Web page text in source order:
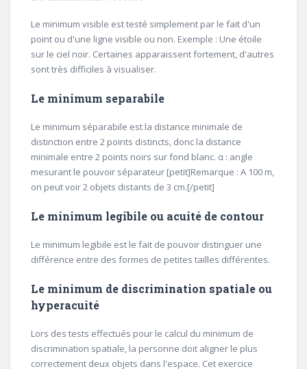
Le minimum visible est testé simplement par le fait d'un
point ou d'une ligne visible ou non. Exemple : Une étoile
sur le ciel noir. Certaines apparaissent fortement, d'autres
sont très difficiles à visualiser.
Le minimum separabile
Le minimum séparabile est la distance minimale de
distinction entre 2 points distincts, donc la distance
minimale entre 2 points noirs sur fond blanc. α : angle
mesurant le pouvoir séparateur [petit]Remarque : A 100 m,
on peut voir 2 objets distants de 3 cm.[/petit]
Le minimum legibile ou acuité de contour
Le minimum legibile est le fait de pouvoir distinguer une
différence entre des formes de petites tailles différentes.
Le minimum de discrimination spatiale ou
hyperacuité
Lors des tests effectués pour le calcul du minimum de
discrimination spatiale, la personne doit aligner le plus
correctement deux objets dans l'espace. Cet exercice